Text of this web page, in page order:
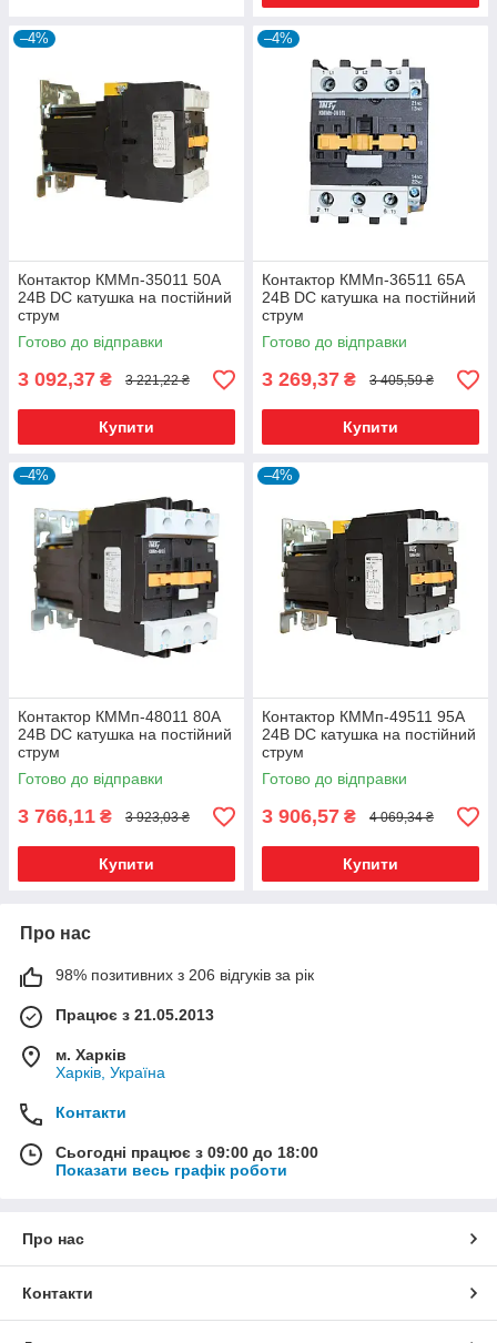
–4%
Контактор КММп-35011 50А
24В DC катушка на постійний
струм
Готово до відправки
3 092,37 ₴ 3 221,22 ₴
Купити
–4%
Контактор КММп-36511 65А
24В DC катушка на постійний
струм
Готово до відправки
3 269,37 ₴ 3 405,59 ₴
Купити
–4%
Контактор КММп-48011 80А
24В DC катушка на постійний
струм
Готово до відправки
3 766,11 ₴ 3 923,03 ₴
Купити
–4%
Контактор КММп-49511 95А
24В DC катушка на постійний
струм
Готово до відправки
3 906,57 ₴ 4 069,34 ₴
Купити
Про нас
98% позитивних з 206 відгуків за рік
Працює з 21.05.2013
м. Харків
Харків, Україна
Контакти
Сьогодні працює з 09:00 до 18:00
Показати весь графік роботи
Про нас
Контакти